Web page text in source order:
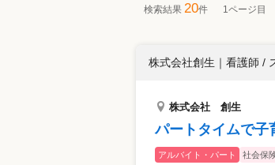
検索結果 20件 1ページ目
株式会社創生 ｜ 看護師 /
株式会社 創生
パートタイムで子
アルバイト・パート 社会保